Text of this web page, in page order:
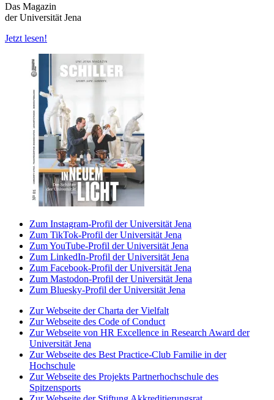
Das Magazin
der Universität Jena
Jetzt lesen!
Zum Instagram-Profil der Universität Jena
Zum TikTok-Profil der Universität Jena
Zum YouTube-Profil der Universität Jena
Zum LinkedIn-Profil der Universität Jena
Zum Facebook-Profil der Universität Jena
Zum Mastodon-Profil der Universität Jena
Zum Bluesky-Profil der Universität Jena
Zur Webseite der Charta der Vielfalt
Zur Webseite des Code of Conduct
Zur Webseite von HR Excellence in Research Award der
Universität Jena
Zur Webseite des Best Practice-Club Familie in der
Hochschule
Zur Webseite des Projekts Partnerhochschule des
Spitzensports